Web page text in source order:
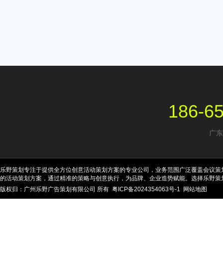
186-
广
乐野策划专注于提供全方位创意活动策划方案的专业公司，业务范围广泛覆盖会议
的活动策划方案，通过精准的策略与创意执行，为品牌、企业造势赋能。选择乐野
版权归：广州乐野广告策划有限公司 所有 粤ICP备2024354063号-1 网站地图